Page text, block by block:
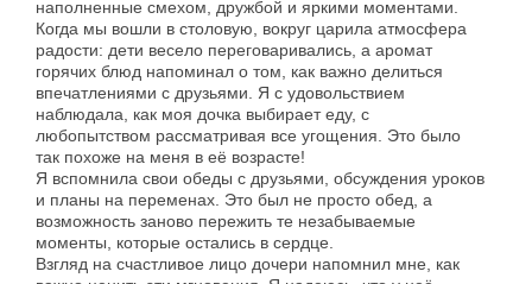
наполненные смехом, дружбой и яркими моментами.
Когда мы вошли в столовую, вокруг царила атмосфера
радости: дети весело переговаривались, а аромат
горячих блюд напоминал о том, как важно делиться
впечатлениями с друзьями. Я с удовольствием
наблюдала, как моя дочка выбирает еду, с
любопытством рассматривая все угощения. Это было
так похоже на меня в её возрасте!
Я вспомнила свои обеды с друзьями, обсуждения уроков
и планы на переменах. Это был не просто обед, а
возможность заново пережить те незабываемые
моменты, которые остались в сердце.
Взгляд на счастливое лицо дочери напомнил мне, как